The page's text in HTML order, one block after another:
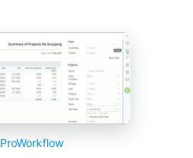
ProWorkflow